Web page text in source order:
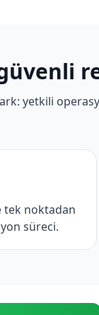
yetkili
tek noktadan
süreci.